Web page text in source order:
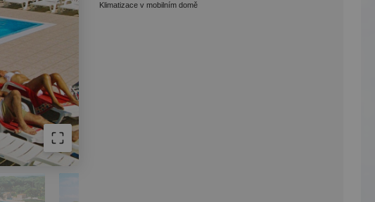
Klimatizace v mobilním domě